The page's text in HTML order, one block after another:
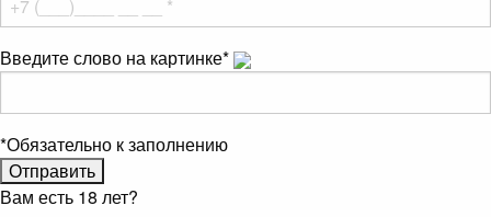
Введите слово на картинке*
*Обязательно к заполнению
Вам есть 18 лет?